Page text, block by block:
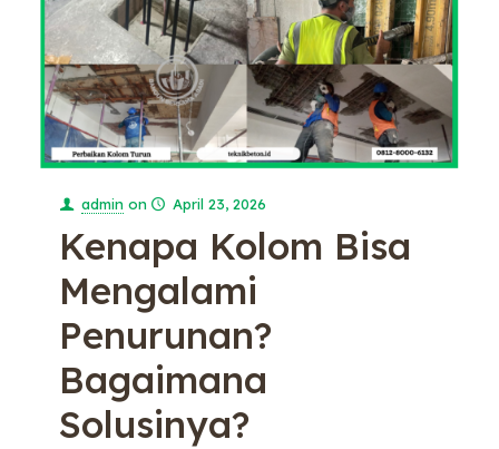
admin on April 23, 2026
Kenapa Kolom Bisa
Mengalami
Penurunan?
Bagaimana
Solusinya?